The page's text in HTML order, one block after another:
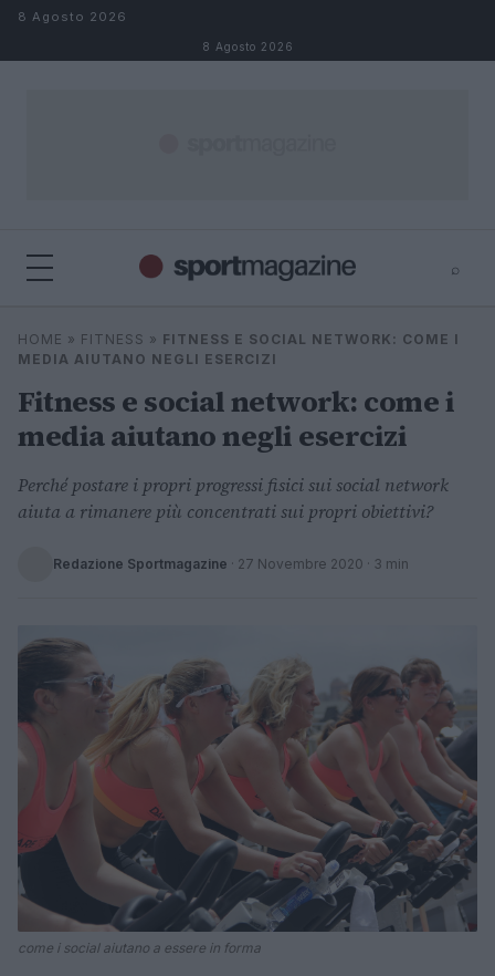
Salta al contenuto
8 Agosto 2026
8 Agosto 2026
⌕
Cerca
⌕
HOME » FITNESS » FITNESS E SOCIAL NETWORK: COME I
MEDIA AIUTANO NEGLI ESERCIZI
Fitness e social network: come i
media aiutano negli esercizi
Perché postare i propri progressi fisici sui social network
aiuta a rimanere più concentrati sui propri obiettivi?
Redazione Sportmagazine · 27 Novembre 2020 · 3 min
come i social aiutano a essere in forma